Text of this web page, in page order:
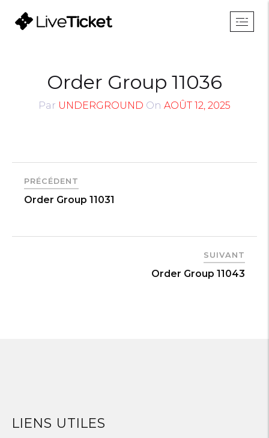
Order Group 11036
Par UNDERGROUND On AOÛT 12, 2025
PRÉCÉDENT
Order Group 11031
SUIVANT
Order Group 11043
LIENS UTILES